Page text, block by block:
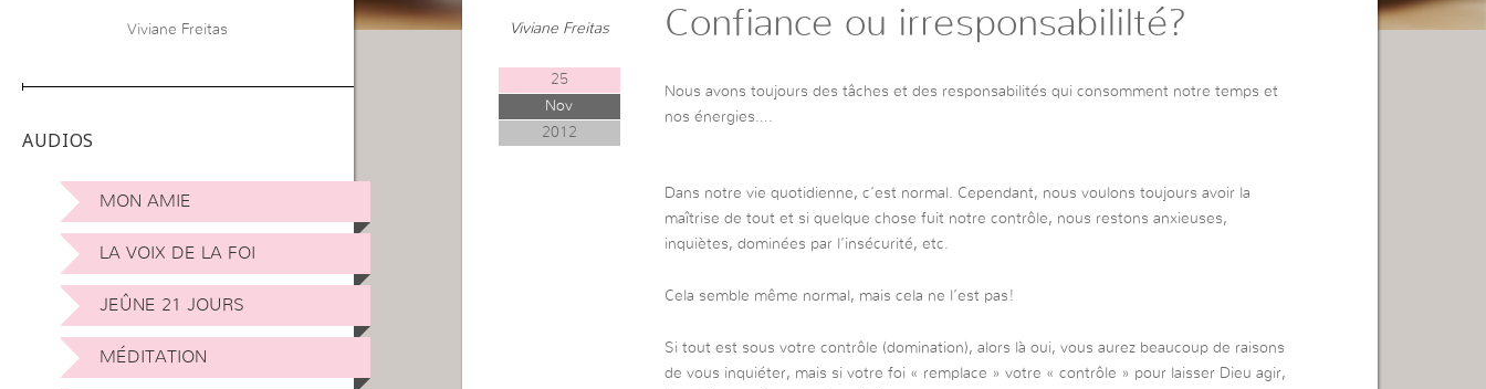
Viviane Freitas
AUDIOS
MON AMIE
LA VOIX DE LA FOI
JEÛNE 21 JOURS
MÉDITATION
Viviane Freitas
25
Nov
2012
Confiance ou irresponsabililté?
Nous avons toujours des tâches et des responsabilités qui consomment notre temps et
nos énergies….
Dans notre vie quotidienne, c’est normal. Cependant, nous voulons toujours avoir la
maîtrise de tout et si quelque chose fuit notre contrôle, nous restons anxieuses,
inquiètes, dominées par l’insécurité, etc.
Cela semble même normal, mais cela ne l’est pas!
Si tout est sous votre contrôle (domination), alors là oui, vous aurez beaucoup de raisons
de vous inquiéter, mais si votre foi « remplace » votre « contrôle » pour laisser Dieu agir,